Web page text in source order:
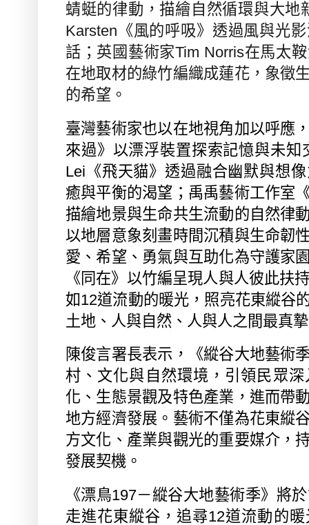
蜻蜓的律動，描繪自然循環與大地
Karsten 《風的呼吸》透過風與光
話；英國藝術家Tim Norris在馬太
在地取材的綠竹編織成蓮花，象徵
的希望。
臺灣藝術家也以在地視角加以呼應
來過》以漂浮裝置探索記憶與未知
Lei 《飛天貓》透過融合幽默與想
癒與平衡的渴望；禹禹藝術工作室
描繪地景與生命共生流動的自然律
以地層意象刻畫時間沉積與生命韌
愛、希望、勇氣與互助化為守護家
《同在》以竹編呈現人與人彼此扶
如12道流動的暖光，照亮花東縱谷
土地、人與自然、人與人之間最真
陳俊言署長表示，《縱谷大地藝術
村、文化與自然環境，引領民眾
化、生態景觀及特色產業，進而帶
地方經濟發展。藝術不僅為花東縱
方文化、產業與觀光的重要媒介，
發展契機。
《漂鳥197－縱谷大地藝術季》將於
走進花東縱谷，追尋12道流動的